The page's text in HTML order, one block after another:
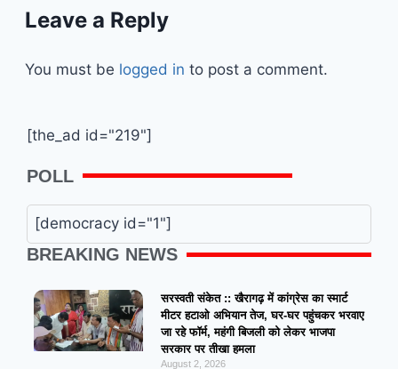
Leave a Reply
You must be logged in to post a comment.
[the_ad id="219"]
POLL
[democracy id="1"]
BREAKING NEWS
सरस्वती संकेत :: खैरागढ़ में कांग्रेस का स्मार्ट
मीटर हटाओ अभियान तेज, घर-घर पहुंचकर भरवाए
जा रहे फॉर्म, महंगी बिजली को लेकर भाजपा
सरकार पर तीखा हमला
August 2, 2026